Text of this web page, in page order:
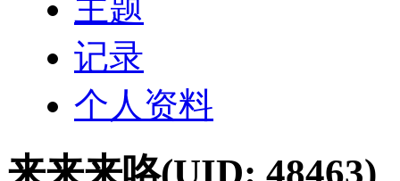
主题
记录
个人资料
来来来咯(UID: 48463)